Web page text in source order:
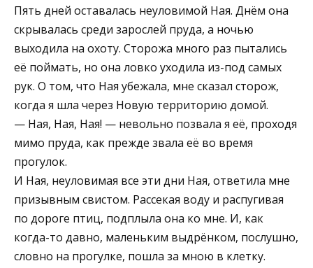
Пять дней оставалась неуловимой Ная. Днём она
скрывалась среди зарослей пруда, а ночью
выходила на охоту. Сторожа много раз пытались
её поймать, но она ловко уходила из-под самых
рук. О том, что Ная убежала, мне сказал сторож,
когда я шла через Новую территорию домой.
— Ная, Ная, Ная! — невольно позвала я её, проходя
мимо пруда, как прежде звала её во время
прогулок.
И Ная, неуловимая все эти дни Ная, ответила мне
призывным свистом. Рассекая воду и распугивая
по дороге птиц, подплыла она ко мне. И, как
когда-то давно, маленьким выдрёнком, послушно,
словно на прогулке, пошла за мною в клетку.